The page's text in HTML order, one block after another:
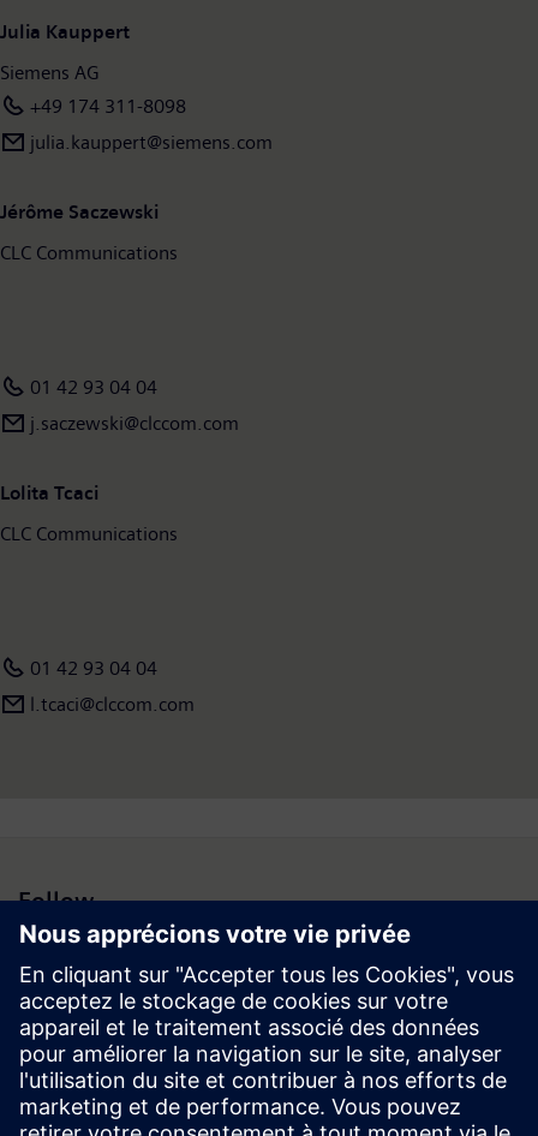
Julia Kauppert
Siemens AG
+49 174 311-8098
julia.kauppert@siemens.com
Jérôme Saczewski
CLC Communications
01 42 93 04 04
j.saczewski@clccom.com
Lolita Tcaci
CLC Communications
01 42 93 04 04
l.tcaci@clccom.com
Follow
Espace médias | Entreprise | Siemens
© Siemens 1996 – 2026